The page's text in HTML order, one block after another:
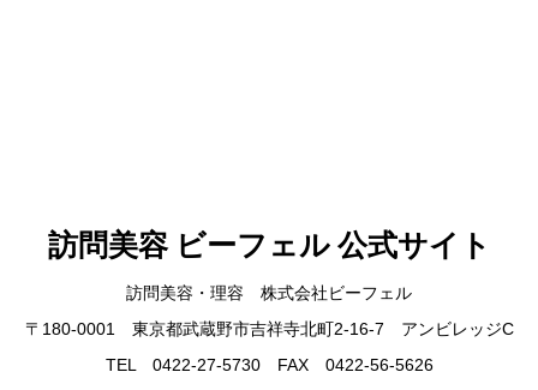
訪問美容 ビーフェル 公式サイト
訪問美容・理容 株式会社ビーフェル
〒180-0001 東京都武蔵野市吉祥寺北町2-16-7 アンビレッジC
TEL 0422-27-5730 FAX 0422-56-5626